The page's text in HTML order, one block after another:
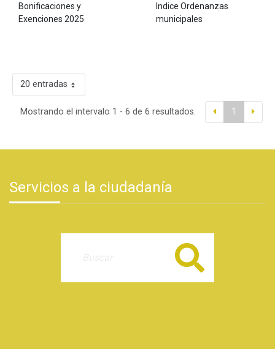
Bonificaciones y
Exenciones 2025
Indice Ordenanzas
municipales
20 entradas
Mostrando el intervalo 1 - 6 de 6 resultados. 1
Servicios a la ciudadanía
Buscar